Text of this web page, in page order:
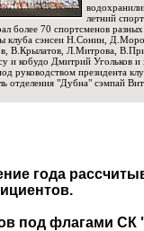
летний
более 70 спортсменов
клуба сэнсеи Н.Сонин,
В.Крылатов, Л.Митрова,
и кобудо Дмитрий Угольков и
руководством президента
отделения "Дубна" сэмпай
года
под флагами СК